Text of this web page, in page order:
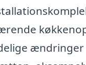
ændringer